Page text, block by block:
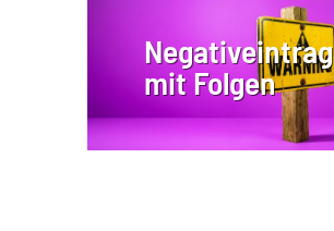
Negativeintrag
mit Folgen